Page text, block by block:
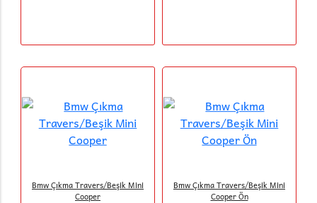
Bmw Çıkma Travers/Beşik Mini
Cooper
Bmw Çıkma Travers/Beşik Mini
Cooper Ön